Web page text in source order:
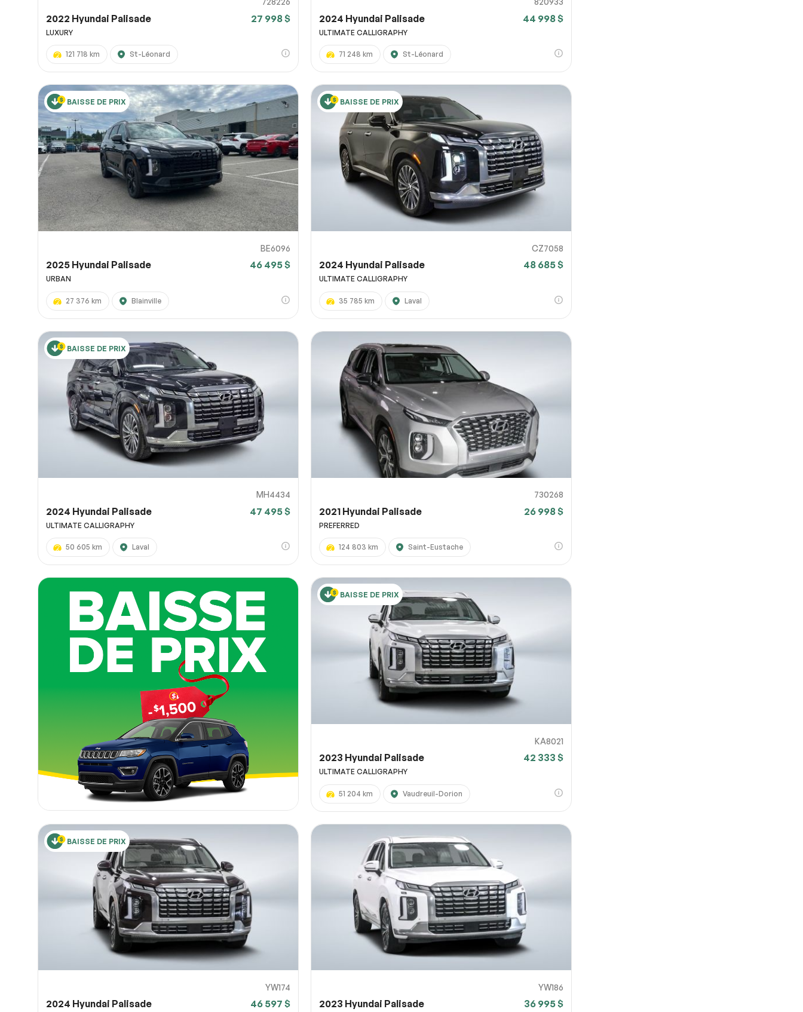
2022 Hyundai Palisade 27 998 $
LUXURY
121 718 km St-Léonard
2024 Hyundai Palisade 44 998 $
ULTIMATE CALLIGRAPHY
71 248 km St-Léonard
BAISSE DE PRIX
BE6096
2025 Hyundai Palisade 46 495 $
URBAN
27 376 km Blainville
BAISSE DE PRIX
CZ7058
2024 Hyundai Palisade 48 685 $
ULTIMATE CALLIGRAPHY
35 785 km Laval
BAISSE DE PRIX
MH4434
2024 Hyundai Palisade 47 495 $
ULTIMATE CALLIGRAPHY
50 605 km Laval
730268
2021 Hyundai Palisade 26 998 $
PREFERRED
124 803 km Saint-Eustache
BAISSE DE PRIX
KA8021
2023 Hyundai Palisade 42 333 $
ULTIMATE CALLIGRAPHY
51 204 km Vaudreuil-Dorion
BAISSE DE PRIX
YW174
2024 Hyundai Palisade 46 597 $
YW186
2023 Hyundai Palisade 36 995 $